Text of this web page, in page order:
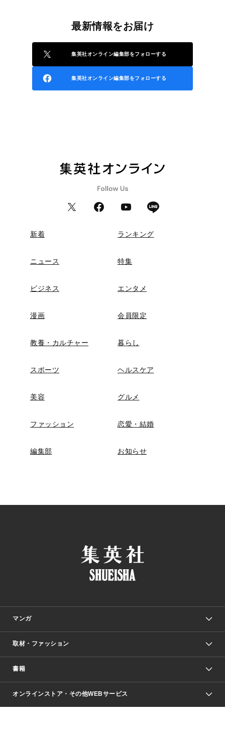
最新情報をお届け
集英社オンライン編集部をフォローする
集英社オンライン編集部をフォローする
新着 ランキング
ニュース 特集
ビジネス エンタメ
漫画 会員限定
教養・カルチャー 暮らし
スポーツ ヘルスケア
美容 グルメ
ファッション 恋愛・結婚
編集部 お知らせ
マンガ
少年マンガ
Vジャンプ
週刊ヤングジャンプ
取材・ファッション
Seventeen
芸能・情報・スポーツ
書籍
文芸・文庫・総合
オンラインストア・その他WEBサービス